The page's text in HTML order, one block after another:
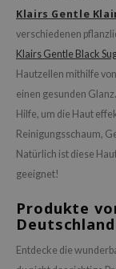
Klairs Gentle
verschiedenen
Klairs Gentle Black
Hautzellen mithilfe
einen gesunden
Hilfe, um die Haut
Reinigungsschaum,
Natürlich ist diese
geeignet!
Produkte
Entdecke die